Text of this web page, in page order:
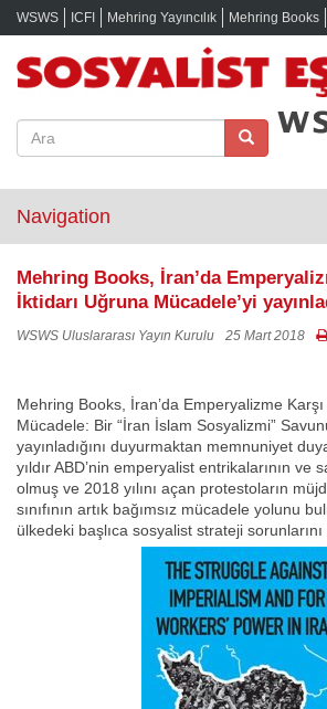
WSWS ICFI Mehring Yayıncılık Mehring Books
Navigation
Mehring Books, İran’da
İktidarı Uğruna Mücadele’yi
WSWS Uluslararası Yayın Kurulu 25 Mart 2018
Mehring Books, İran’da Emperyalizme
Mücadele: Bir “İran İslam Sosyalizmi”
yayınladığını duyurmaktan memnuniyet
yıldır ABD’nin emperyalist entrikalarının ve
olmuş ve 2018 yılını açan protestoların
sınıfının artık bağımsız mücadele yolunu
ülkedeki başlıca sosyalist strateji sorunlarını